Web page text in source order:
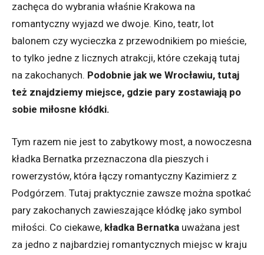
zachęca do wybrania właśnie Krakowa na
romantyczny wyjazd we dwoje. Kino, teatr, lot
balonem czy wycieczka z przewodnikiem po mieście,
to tylko jedne z licznych atrakcji, które czekają tutaj
na zakochanych. Podobnie jak we Wrocławiu, tutaj
też znajdziemy miejsce, gdzie pary zostawiają po
sobie miłosne kłódki.
Tym razem nie jest to zabytkowy most, a nowoczesna
kładka Bernatka przeznaczona dla pieszych i
rowerzystów, która łączy romantyczny Kazimierz z
Podgórzem. Tutaj praktycznie zawsze można spotkać
pary zakochanych zawieszające kłódkę jako symbol
miłości. Co ciekawe, kładka Bernatka uważana jest
za jedno z najbardziej romantycznych miejsc w kraju